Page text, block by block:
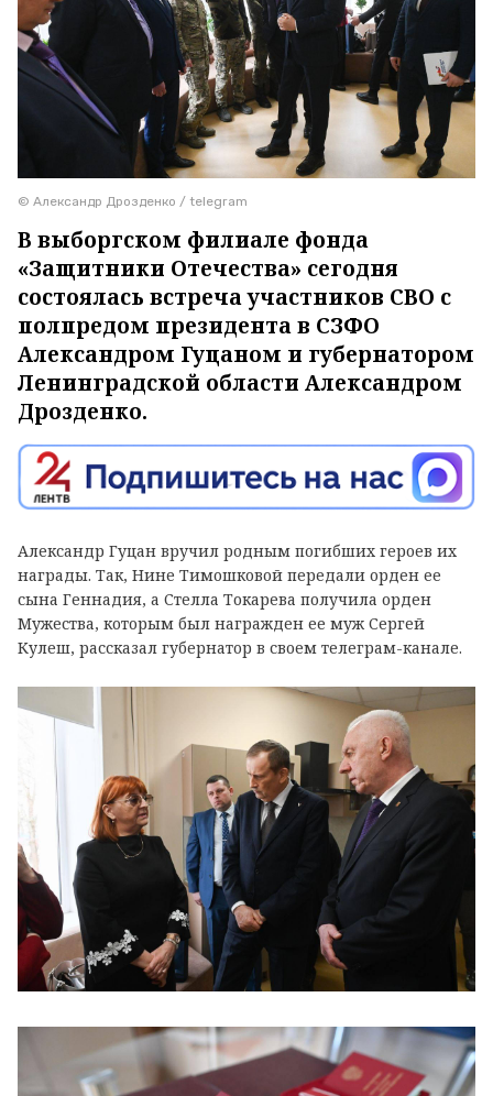
© Александр Дрозденко / telegram
В выборгском филиале фонда
«Защитники Отечества» сегодня
состоялась встреча участников СВО с
полпредом президента в СЗФО
Александром Гуцаном и губернатором
Ленинградской области Александром
Дрозденко.
Александр Гуцан вручил родным погибших героев их
награды. Так, Нине Тимошковой передали орден ее
сына Геннадия, а Стелла Токарева получила орден
Мужества, которым был награжден ее муж Сергей
Кулеш, рассказал губернатор в своем телеграм-канале.